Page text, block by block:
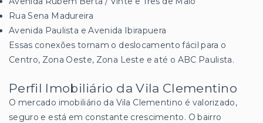
Rua Sena Madureira
Avenida Paulista e Avenida Ibirapuera
Essas conexões tornam o deslocamento fácil para o
Centro, Zona Oeste, Zona Leste e até o ABC Paulista.
Perfil Imobiliário da Vila Clementino
O mercado imobiliário da Vila Clementino é valorizado,
seguro e está em constante crescimento. O bairro